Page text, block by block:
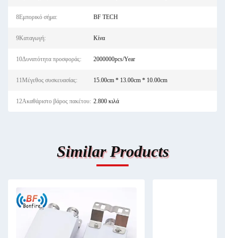
8Εμπορικό σήμα: BF TECH
9Καταγωγή: Κίνα
10Δυνατότητα προσφοράς: 2000000pcs/Year
11Μέγεθος συσκευασίας: 15.00cm * 13.00cm * 10.00cm
12Ακαθάριστο βάρος πακέτου: 2.800 κιλά
Similar Products